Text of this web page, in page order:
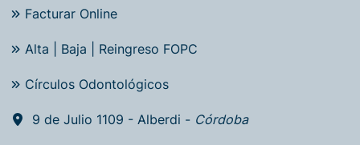
Facturar Online
Alta | Baja | Reingreso FOPC
Círculos Odontológicos
9 de Julio 1109 - Alberdi - Córdoba